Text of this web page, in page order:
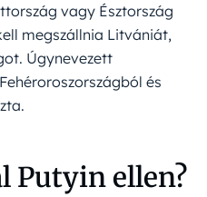
vagy Észtország
megszállnia Litvániát,
Úgynevezett
és
Putyin ellen?